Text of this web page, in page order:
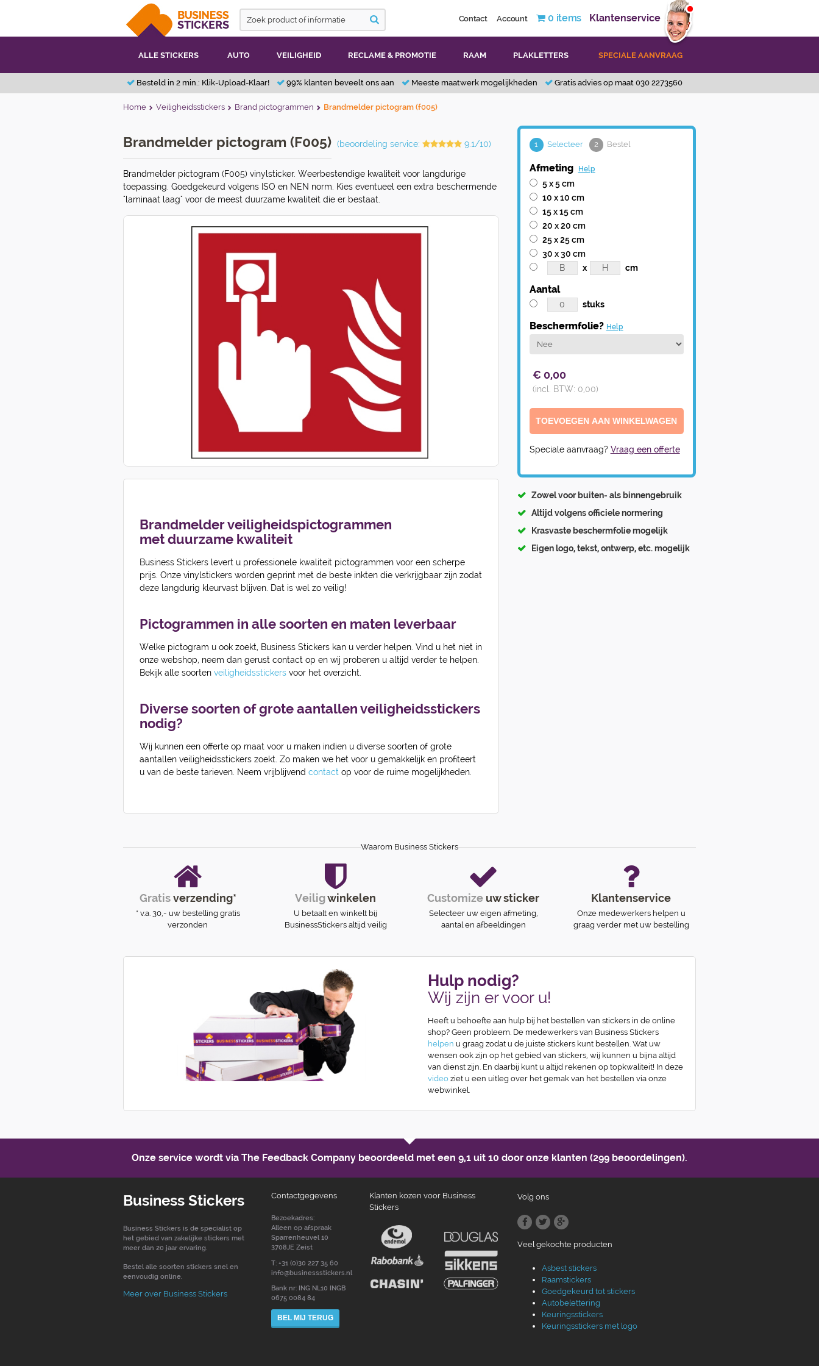
Contact Account 0 items Klantenservice
ALLE STICKERS AUTO VEILIGHEID RECLAME & PROMOTIE RAAM PLAKLETTERS SPECIALE AANVRAAG
Besteld in 2 min.: Klik-Upload-Klaar! 99% klanten beveelt ons aan Meeste maatwerk mogelijkheden Gratis advies op maat 030 2273560
Home Veiligheidsstickers Brand pictogrammen Brandmelder pictogram (f005)
Brandmelder pictogram (F005) (beoordeling service: 9.1/10)
Brandmelder pictogram (F005) vinylsticker. Weerbestendige kwaliteit voor langdurige
toepassing. Goedgekeurd volgens ISO en NEN norm. Kies eventueel een extra beschermende
"laminaat laag" voor de meest duurzame kwaliteit die er bestaat.
Brandmelder veiligheidspictogrammen
met duurzame kwaliteit
Business Stickers levert u professionele kwaliteit pictogrammen voor een scherpe
prijs. Onze vinylstickers worden geprint met de beste inkten die verkrijgbaar zijn zodat
deze langdurig kleurvast blijven. Dat is wel zo veilig!
Pictogrammen in alle soorten en maten leverbaar
Welke pictogram u ook zoekt, Business Stickers kan u verder helpen. Vind u het niet in
onze webshop, neem dan gerust contact op en wij proberen u altijd verder te helpen.
Bekijk alle soorten veiligheidsstickers voor het overzicht.
Diverse soorten of grote aantallen veiligheidsstickers
nodig?
Wij kunnen een offerte op maat voor u maken indien u diverse soorten of grote
aantallen veiligheidsstickers zoekt. Zo maken we het voor u gemakkelijk en profiteert
u van de beste tarieven. Neem vrijblijvend contact op voor de ruime mogelijkheden.
1 Selecteer 2 Bestel
Afmeting Help
5 x 5 cm
10 x 10 cm
15 x 15 cm
20 x 20 cm
25 x 25 cm
30 x 30 cm
x
cm
Aantal
stuks
Beschermfolie? Help
€ 0,00
(incl. BTW: 0,00)
Speciale aanvraag? Vraag een offerte
Zowel voor buiten- als binnengebruik
Altijd volgens officiele normering
Krasvaste beschermfolie mogelijk
Eigen logo, tekst, ontwerp, etc. mogelijk
Waarom Business Stickers
Gratisverzending*
* v.a. 30,- uw bestelling gratis
verzonden
Veiligwinkelen
U betaalt en winkelt bij
BusinessStickers altijd veilig
Customize uw sticker
Selecteer uw eigen afmeting,
aantal en afbeeldingen
Klantenservice
Onze medewerkers helpen u
graag verder met uw bestelling
Hulp nodig?
Wij zijn er voor u!
Heeft u behoefte aan hulp bij het bestellen van stickers in de online
shop? Geen probleem. De medewerkers van Business Stickers
helpen u graag zodat u de juiste stickers kunt bestellen. Wat uw
wensen ook zijn op het gebied van stickers, wij kunnen u bijna altijd
van dienst zijn. En daarbij kunt u altijd rekenen op topkwaliteit! In deze
video ziet u een uitleg over het gemak van het bestellen via onze
webwinkel.
Onze service wordt via The Feedback Company beoordeeld met een 9,1 uit 10 door onze klanten (299 beoordelingen).
Business Stickers
Business Stickers is de specialist op
het gebied van zakelijke stickers met
meer dan 20 jaar ervaring.
Bestel alle soorten stickers snel en
eenvoudig online.
Meer over Business Stickers
Contactgegevens
Bezoekadres:
Alleen op afspraak
Sparrenheuvel 10
3708JE Zeist
T: +31 (0)30 227 35 60
info@businessstickers.nl
Bank nr: ING NL10 INGB
0675 0084 84
BEL MIJ TERUG
Klanten kozen voor Business
Stickers
Volg ons
Veel gekochte producten
Asbest stickers
Raamstickers
Goedgekeurd tot stickers
Autobelettering
Keuringsstickers
Keuringsstickers met logo